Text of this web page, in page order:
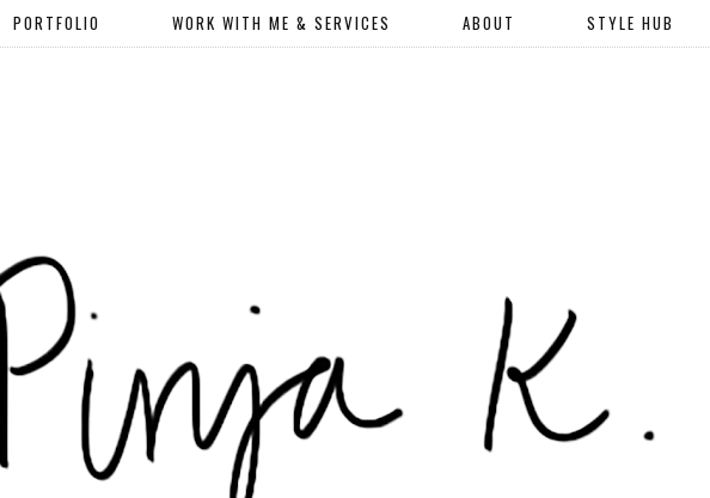
PORTFOLIO WORK WITH ME & SERVICES ABOUT STYLE HUB